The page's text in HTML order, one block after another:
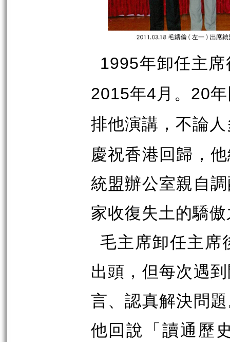
1995年卸任主
2015年4月。 20
排他演講，不論
慶祝香港回歸，
統盟辦公室親自
家收復失土的驕
毛主席卸任主席
出頭，但每次遇
言、認真解決問
他回說「讀通歷